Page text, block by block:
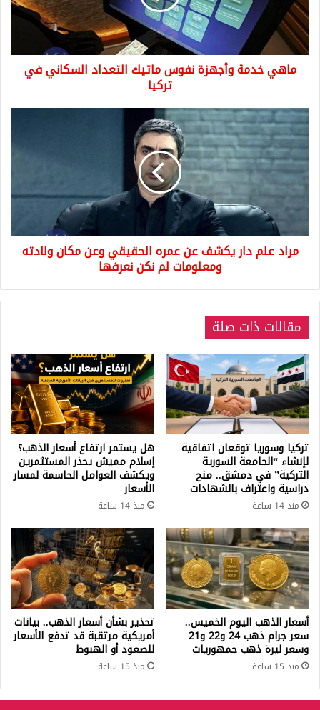
التعداد
السكاني
في
تركيا
ماهي خدمة وأجهزة نفوس ماتيك التعداد السكاني في
تركيا
مراد
علم
دار
يكشف
عن
عمره
الحقيقي
مكان
ولادته
ومعلومات
نكن
مراد علم دار يكشف عن عمره الحقيقي وعن مكان ولادته
ومعلومات لم نكن نعرفها
مقالات ذات صلة
تركيا وسوريا توقعان اتفاقية
لإنشاء “الجامعة السورية
التركية” في دمشق.. منح
دراسية واعتراف بالشهادات
منذ 14 ساعة
هل يستمر ارتفاع أسعار الذهب؟
إسلام مميش يحذر المستثمرين
ويكشف العوامل الحاسمة لمسار
الأسعار
منذ 14 ساعة
أسعار الذهب اليوم الخميس..
سعر جرام ذهب 24 و22 و21
وسعر ليرة ذهب جمهوريات
منذ 15 ساعة
تحذير بشأن أسعار الذهب.. بيانات
أمريكية مرتقبة قد تدفع الأسعار
للصعود أو الهبوط
منذ 15 ساعة